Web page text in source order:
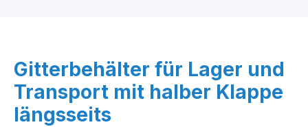
Gitterbehälter für Lager und
Transport mit halber Klappe
längsseits